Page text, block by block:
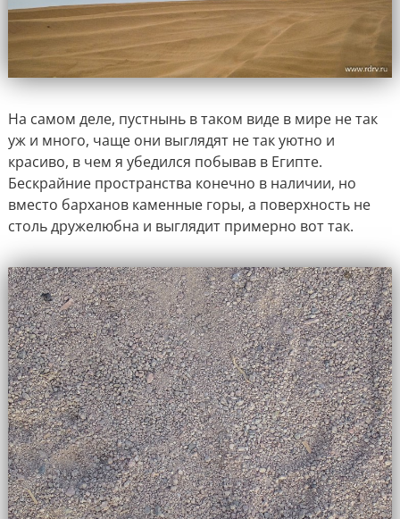
На самом деле, пустнынь в таком виде в мире не так
уж и много, чаще они выглядят не так уютно и
красиво, в чем я убедился побывав в Египте.
Бескрайние пространства конечно в наличии, но
вместо барханов каменные горы, а поверхность не
столь дружелюбна и выглядит примерно вот так.